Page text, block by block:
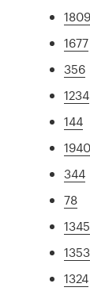
1809
1677
356
1234
144
1940
344
78
1345
1353
1324